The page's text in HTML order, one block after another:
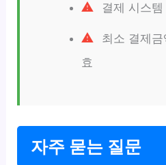
결제 시스
최소 결제
효
자주 묻는 질문